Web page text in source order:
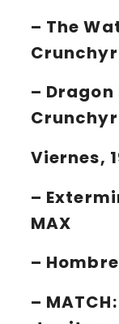
– The
– Dragon
Viernes,
–
MAX
–
–